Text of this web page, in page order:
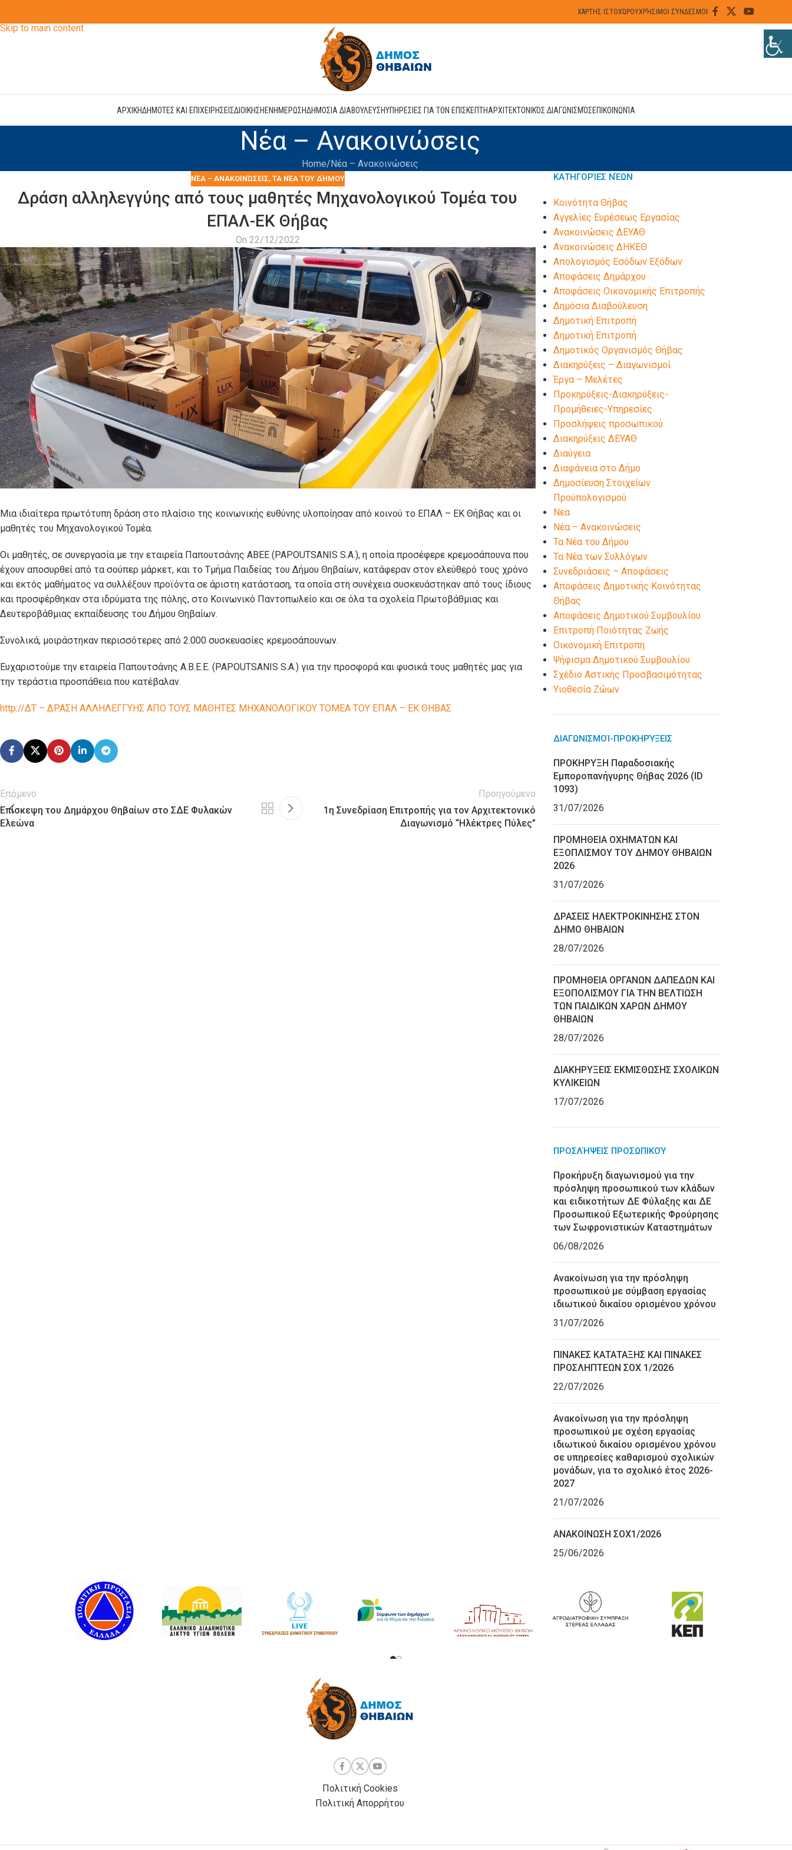
Skip to main content
ΧΆΡΤΗΣ ΙΣΤΟΧΏΡΟΥΧΡΉΣΙΜΟΙ ΣΎΝΔΕΣΜΟΙ
ΑΡΧΙΚΗΔΗΜΟΤΕΣ ΚΑΙ ΕΠΙΧΕΙΡΗΣΕΙΣΔΙΟΙΚΗΣΗΕΝΗΜΕΡΩΣΗΔΗΜΟΣΙΑ ΔΙΑΒΟΥΛΕΥΣΗΥΠΗΡΕΣΙΕΣ ΓΙΑ ΤΟΝ ΕΠΙΣΚΕΠΤΗΑΡΧΙΤΕΚΤΟΝΙΚΌΣ ΔΙΑΓΩΝΙΣΜΌΣΕΠΙΚΟΙΝΩΝΊΑ
Νέα – Ανακοινώσεις
Home Νέα – Ανακοινώσεις
ΝΈΑ – ΑΝΑΚΟΙΝΏΣΕΙΣ, ΤΑ ΝΈΑ ΤΟΥ ΔΉΜΟΥ
Δράση αλληλεγγύης από τους μαθητές Μηχανολογικού Τομέα του
ΕΠΑΛ-ΕΚ Θήβας
On 22/12/2022
Μια ιδιαίτερα πρωτότυπη δράση στο πλαίσιο της κοινωνικής ευθύνης υλοποίησαν από κοινού το ΕΠΑΛ – ΕΚ Θήβας και οι
μαθητές του Μηχανολογικού Τομέα.
Οι μαθητές, σε συνεργασία με την εταιρεία Παπουτσάνης ΑΒΕΕ (PAPOUTSANIS S.A.), η οποία προσέφερε κρεμοσάπουνα που
έχουν αποσυρθεί από τα σούπερ μάρκετ, και το Τμήμα Παιδείας του Δήμου Θηβαίων, κατάφεραν στον ελεύθερό τους χρόνο
και εκτός μαθήματος να συλλέξουν προϊόντα σε άριστη κατάσταση, τα οποία στη συνέχεια συσκευάστηκαν από τους ίδιους
και προσφέρθηκαν στα ιδρύματα της πόλης, στο Κοινωνικό Παντοπωλείο και σε όλα τα σχολεία Πρωτοβάθμιας και
Δευτεροβάθμιας εκπαίδευσης του Δήμου Θηβαίων.
Συνολικά, μοιράστηκαν περισσότερες από 2.000 συσκευασίες κρεμοσάπουνων.
Ευχαριστούμε την εταιρεία Παπουτσάνης Α.Β.Ε.Ε. (PAPOUTSANIS S.A.) για την προσφορά και φυσικά τους μαθητές μας για
την τεράστια προσπάθεια που κατέβαλαν.
http://ΔΤ – ΔΡΑΣΗ ΑΛΛΗΛΕΓΓΥΗΣ ΑΠΟ ΤΟΥΣ ΜΑΘΗΤΕΣ ΜΗΧΑΝΟΛΟΓΙΚΟΥ ΤΟΜΕΑ ΤΟΥ ΕΠΑΛ – ΕΚ ΘΗΒΑΣ
Επόμενο
Επίσκεψη του Δημάρχου Θηβαίων στο ΣΔΕ Φυλακών
Ελεώνα
Προηγούμενο
1η Συνεδρίαση Επιτροπής για τον Αρχιτεκτονικό
Διαγωνισμό “Ηλέκτρες Πύλες”
ΚΑΤΗΓΟΡΊΕΣ ΝΈΩΝ
Kοινότητα Θήβας
Αγγελίες Ευρέσεως Εργασίας
Ανακοινώσεις ΔΕΥΑΘ
Ανακοινώσεις ΔΗΚΕΘ
Απολογισμός Εσόδων Εξόδων
Αποφάσεις Δημάρχου
Αποφάσεις Οικονομικής Επιτροπής
Δημόσια Διαβούλευση
Δημοτική Επιτροπή
Δημοτική Επιτροπή
Δημοτικός Οργανισμός Θήβας
Διακηρύξεις – Διαγωνισμοί
Έργα – Μελέτες
Προκηρύξεις-Διακηρύξεις-
Προμήθειες-Υπηρεσίες
Προσλήψεις προσωπικού
Διακηρύξεις ΔΕΥΑΘ
Διαύγεια
Διαφάνεια στο Δήμο
Δημοσίευση Στοιχείων
Προϋπολογισμού
Νεα
Νέα – Ανακοινώσεις
Τα Νέα του Δήμου
Τα Νέα των Συλλόγων
Συνεδριάσεις – Αποφάσεις
Αποφάσεις Δημοτικής Κοινότητας
Θήβας
Αποφάσεις Δημοτικού Συμβουλίου
Επιτροπή Ποιότητας Ζωής
Οικονομική Επιτροπη
Ψήφισμα Δημοτικού Συμβουλίου
Σχέδιο Αστικής Προσβασιμότητας
Υιοθεσία Ζώων
ΔΙΑΓΩΝΙΣΜΟΊ-ΠΡΟΚΗΡΎΞΕΙΣ
ΠΡΟΚΗΡΥΞΗ Παραδοσιακής
Εμποροπανήγυρης Θήβας 2026 (ID
1093)
31/07/2026
ΠΡΟΜΗΘΕΙΑ ΟΧΗΜΑΤΩΝ ΚΑΙ
ΕΞΟΠΛΙΣΜΟΥ ΤΟΥ ΔΗΜΟΥ ΘΗΒΑΙΩΝ
2026
31/07/2026
ΔΡΑΣΕΙΣ ΗΛΕΚΤΡΟΚΙΝΗΣΗΣ ΣΤΟΝ
ΔΗΜΟ ΘΗΒΑΙΩΝ
28/07/2026
ΠΡΟΜΗΘΕΙΑ ΟΡΓΑΝΩΝ ΔΑΠΕΔΩΝ ΚΑΙ
ΕΞΟΠΟΛΙΣΜΟΥ ΓΙΑ ΤΗΝ ΒΕΛΤΙΩΣΗ
ΤΩΝ ΠΑΙΔΙΚΩΝ ΧΑΡΩΝ ΔΗΜΟΥ
ΘΗΒΑΙΩΝ
28/07/2026
ΔΙΑΚΗΡΥΞΕΙΣ ΕΚΜΙΣΘΩΣΗΣ ΣΧΟΛΙΚΩΝ
ΚΥΛΙΚΕΙΩΝ
17/07/2026
ΠΡΟΣΛΉΨΕΙΣ ΠΡΟΣΩΠΙΚΟΎ
Προκήρυξη διαγωνισμού για την
πρόσληψη προσωπικού των κλάδων
και ειδικοτήτων ΔΕ Φύλαξης και ΔΕ
Προσωπικού Εξωτερικής Φρούρησης
των Σωφρονιστικών Καταστημάτων
06/08/2026
Ανακοίνωση για την πρόσληψη
προσωπικού με σύμβαση εργασίας
ιδιωτικού δικαίου ορισμένου χρόνου
31/07/2026
ΠΙΝΑΚΕΣ ΚΑΤΑΤΑΞΗΣ ΚΑΙ ΠΙΝΑΚΕΣ
ΠΡΟΣΛΗΠΤΕΩΝ ΣΟΧ 1/2026
22/07/2026
Ανακοίνωση για την πρόσληψη
προσωπικού με σχέση εργασίας
ιδιωτικού δικαίου ορισμένου χρόνου
σε υπηρεσίες καθαρισμού σχολικών
μονάδων, για το σχολικό έτος 2026-
2027
21/07/2026
ΑΝΑΚΟΙΝΩΣΗ ΣΟΧ1/2026
25/06/2026
Πολιτική Cookies
Πολιτική Απορρήτου